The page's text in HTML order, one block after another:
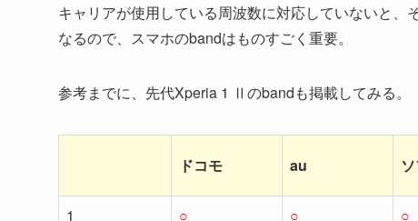
キャリアが使用している周波数に対応していないと
なるので、スマホのbandはものすごく重要。
参考までに、先代Xperia 1 Ⅱのbandも掲載してみる。
ドコモ au
1
○ ○ ○